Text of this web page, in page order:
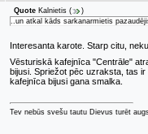
Quote Kalnietis (
)
..un atkal kāds sarkanarmietis
Interesanta karote. Starp citu,
Vēsturiskā kafejnīca "Centrāle"
bijusi. Spriežot pēc uzraksta, tas
kafejnīca bijusi gana smalka.
Tev nebūs svešu tautu Dievus turēt